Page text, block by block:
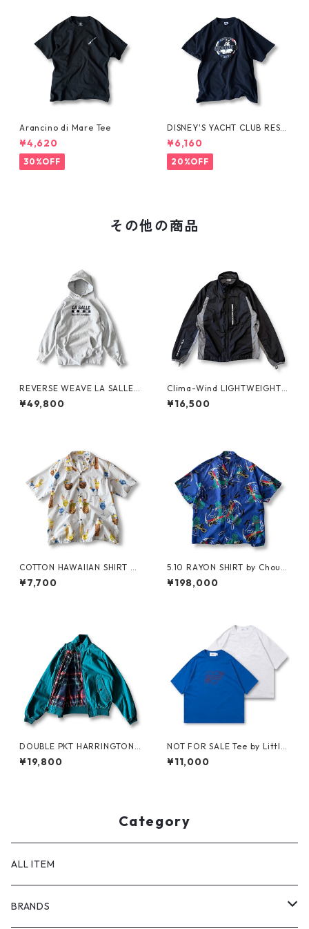
Arancino di Mare Tee
¥4,620
30%OFF
DISNEY'S YACHT CLUB RESO
RT Tee
¥6,160
20%OFF
その他の商品
REVERSE WEAVE LA SALLE
MILITARY ACADEMY by CHA
MPION
¥49,800
Clima-Wind LIGHTWEIGHT J
KT by SALOMON
¥16,500
COTTON HAWAIIAN SHIRT by
PACIFIC LEGEND
¥7,700
5.10 RAYON SHIRT by Chouin
ard Equipment
¥198,000
DOUBLE PKT HARRINGTON J
KT by LANDS'END
¥19,800
NOT FOR SALE Tee by Little
Yarmouth
¥11,000
Category
ALL ITEM
BRANDS